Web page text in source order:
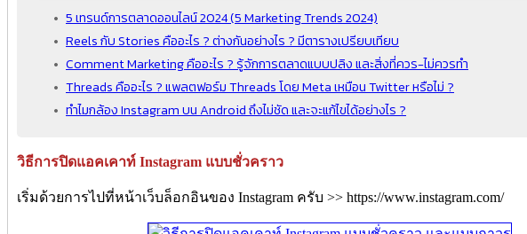
5 เทรนด์การตลาดออนไลน์ 2024 (5 Marketing Trends 2024)
Reels กับ Stories คืออะไร ? ต่างกันอย่างไร ? มีตารางเปรียบเทียบ
Comment Marketing คืออะไร ? รู้จักการตลาดแบบปลิง และสิ่งที่ควร-ไม่ควรทำ
Threads คืออะไร ? แพลตฟอร์ม Threads โดย Meta เหมือน Twitter หรือไม่ ?
ทำไมกล้อง Instagram บน Android ถึงไม่ชัด และจะแก้ไขได้อย่างไร ?
วิธีการปิดแอคเคาท์ Instagram แบบชั่วคราว
เริ่มด้วยการไปที่หน้าเว็บล็อกอินของ Instagram ครับ >> https://www.instagram.com/